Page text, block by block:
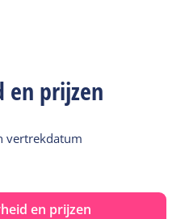
en prijzen
vertrekdatum
en prijzen